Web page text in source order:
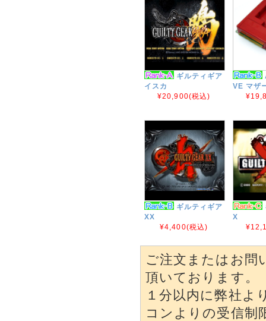
ギルティギア
イスカ
¥20,900(税込)
VE マザ
ギルティギア
XX
¥4,400(税込)
X
ご注文またはお問
頂いております。
１分以内に弊社よ
コンよりの受信制